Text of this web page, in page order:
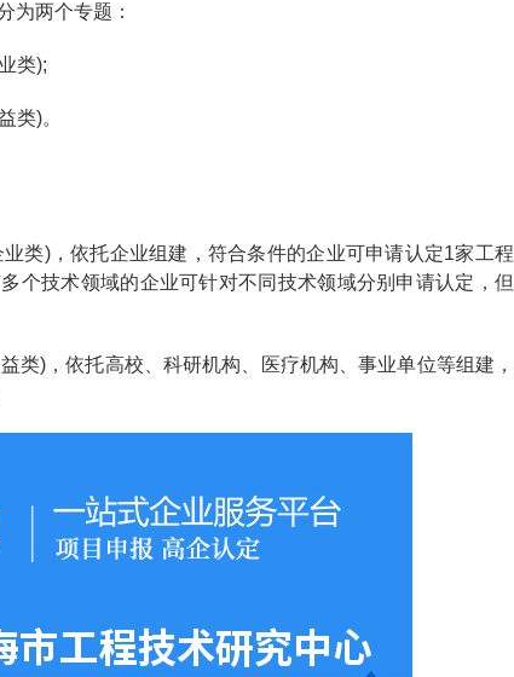
两个专题：
类);
类)。
)，依托企业组建，符合条件的企业可申请认定1家工程
个技术领域的企业可针对不同技术领域分别申请认定，但
)，依托高校、科研机构、医疗机构、事业单位等组建，